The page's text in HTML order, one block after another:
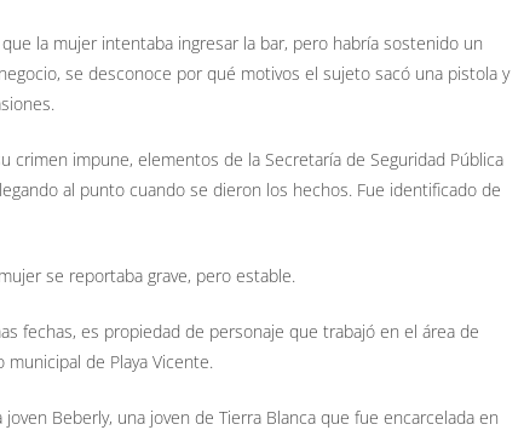
la mujer intentaba ingresar la bar, pero habría sostenido un
se desconoce por qué motivos el sujeto sacó una pistola y
crimen impune, elementos de la Secretaría de Seguridad Pública
al punto cuando se dieron los hechos. Fue identificado de
se reportaba grave, pero estable.
fechas, es propiedad de personaje que trabajó en el área de
de Playa Vicente.
Beberly, una joven de Tierra Blanca que fue encarcelada en